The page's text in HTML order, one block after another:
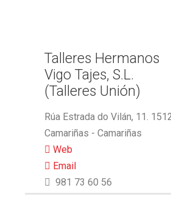
Talleres Hermanos
Vigo Tajes, S.L.
(Talleres Unión)
Rúa Estrada do Vilán, 11.
Camariñas - Camariñas
Web
Email
981 73 60 56